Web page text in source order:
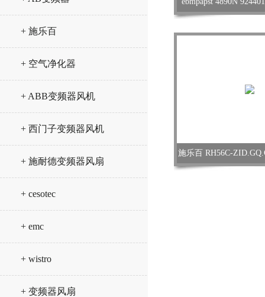
+ 施乐百
+ 空气净化器
+ ABB变频器风机
+ 西门子变频器风机
+ 施耐德变频器风扇
+ cesotec
+ emc
+ wistro
+ 变频器风扇
施乐百 RH56C-